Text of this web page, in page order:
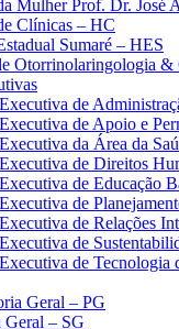
Mulher Prof. Dr. José
Clínicas – HC
Sumaré – HES
Otorrinolaringologia &
de
de Apoio e
da Área da
de Direitos
de Educação
de
de Relações
de
de Tecnologia
Geral – PG
Geral – SG